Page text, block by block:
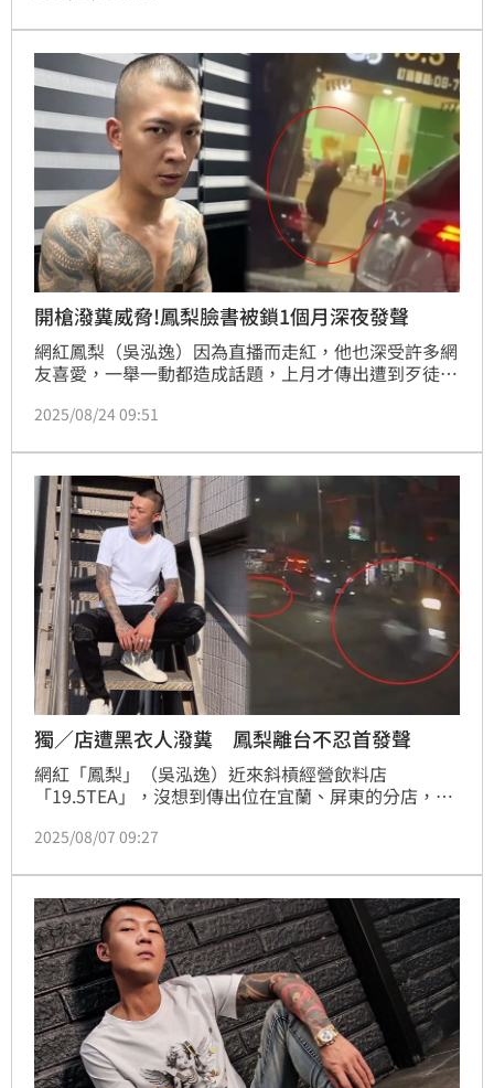
「初踏入陌生領域感覺既期待又怕受傷害。」
開槍潑糞威脅!鳳梨臉書被鎖1個月深夜發聲
網紅鳳梨（吳泓逸）因為直播而走紅，他也深受許多網
友喜愛，一舉一動都造成話題，上月才傳出遭到歹徒鎖
的畫面，飲料店又遭人惡意攻擊，不斷出事，他今凌晨
2025/08/24 09:51
獨／店遭黑衣人潑糞 鳳梨離台不忍首發聲
網紅「鳳梨」（吳泓逸）近來斜槓經營飲料店
「19.5TEA」，沒想到傳出位在宜蘭、屏東的分店，遭
聞網》做出回應。
2025/08/07 09:27